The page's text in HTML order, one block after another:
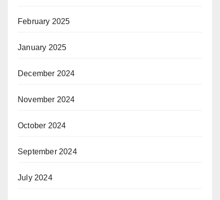
February 2025
January 2025
December 2024
November 2024
October 2024
September 2024
July 2024